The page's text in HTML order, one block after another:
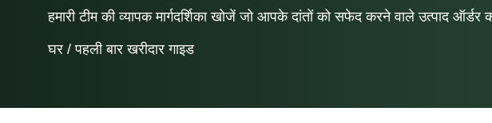
हमारी टीम की व्यापक मार्गदर्शिका खोजें जो आपके दांतों को सफेद करने वाले उत्पाद
घर /पहली बार खरीदार गाइड